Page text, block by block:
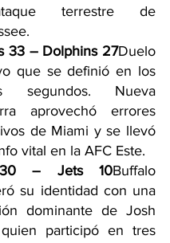
terrestre de
33 – Dolphins 27Duelo
que se definió en los
segundos. Nueva
aprovechó errores
de Miami y se llevó
vital en la AFC Este.
– Jets 10Buffalo
su identidad con una
dominante de Josh
participó en tres